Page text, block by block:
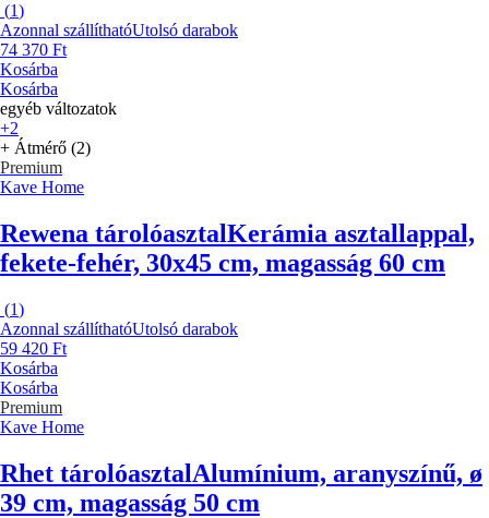
(1)
Azonnal szállíthatóUtolsó darabok
74 370 Ft
Kosárba
Kosárba
egyéb változatok
+2
+ Átmérő (2)
Premium
Kave Home
Rewena tárolóasztalKerámia asztallappal,
fekete-fehér, 30x45 cm, magasság 60 cm
(1)
Azonnal szállíthatóUtolsó darabok
59 420 Ft
Kosárba
Kosárba
Premium
Kave Home
Rhet tárolóasztalAlumínium, aranyszínű, ø
39 cm, magasság 50 cm